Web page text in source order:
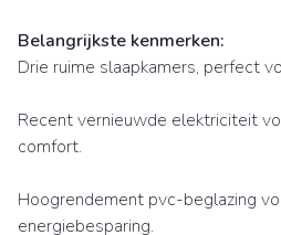
Belangrijkste kenmerken:
Drie ruime slaapkamers, perfect
Recent vernieuwde elektriciteit
comfort.
Hoogrendement pvc-beglazing
energiebesparing.